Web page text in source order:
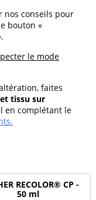
nos conseils pour
bouton «
le mode
faites
tissu sur
en complétant le
RECOLOR® CP -
50 ml